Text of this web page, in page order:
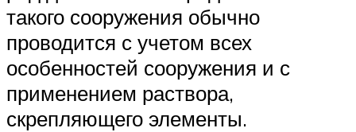
такого сооружения обычно
проводится с учетом всех
особенностей сооружения и с
применением раствора,
скрепляющего элементы.